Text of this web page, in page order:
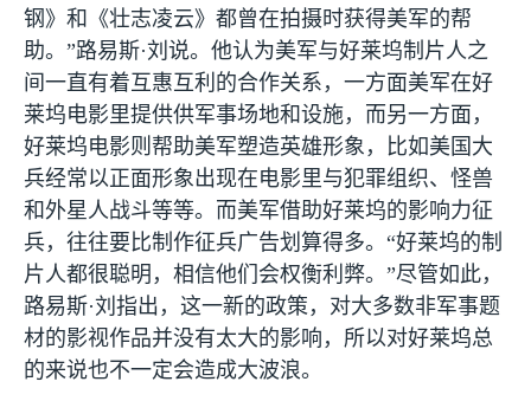
钢》和《壮志凌云》都曾在拍摄时获得美军的帮
助。”路易斯·刘说。他认为美军与好莱坞制片人之
间一直有着互惠互利的合作关系，一方面美军在好
莱坞电影里提供供军事场地和设施，而另一方面，
好莱坞电影则帮助美军塑造英雄形象，比如美国大
兵经常以正面形象出现在电影里与犯罪组织、怪兽
和外星人战斗等等。而美军借助好莱坞的影响力征
兵，往往要比制作征兵广告划算得多。“好莱坞的制
片人都很聪明，相信他们会权衡利弊。”尽管如此，
路易斯·刘指出，这一新的政策，对大多数非军事题
材的影视作品并没有太大的影响，所以对好莱坞总
的来说也不一定会造成大波浪。